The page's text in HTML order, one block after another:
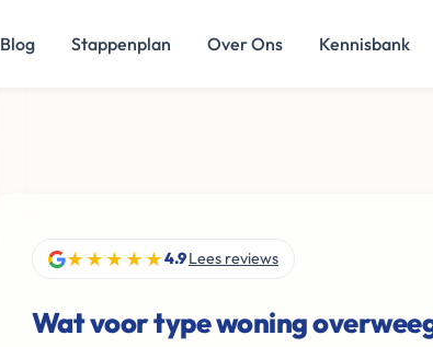
Blog Stappenplan Over Ons Kennisbank
★★★★★4.9Lees reviews
Wat voor type woning